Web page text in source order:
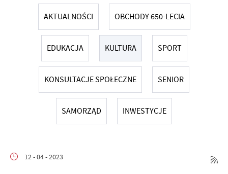
AKTUALNOŚCI OBCHODY 650-LECIA
EDUKACJA KULTURA SPORT
KONSULTACJE SPOŁECZNE SENIOR
SAMORZĄD INWESTYCJE
12 - 04 - 2023